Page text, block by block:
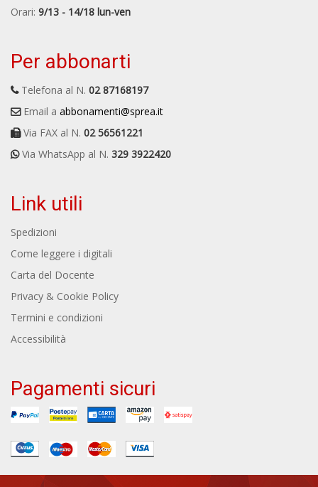
Orari: 9/13 - 14/18 lun-ven
Per abbonarti
Telefona al N. 02 87168197
Email a abbonamenti@sprea.it
Via FAX al N. 02 56561221
Via WhatsApp al N. 329 3922420
Link utili
Spedizioni
Come leggere i digitali
Carta del Docente
Privacy & Cookie Policy
Termini e condizioni
Accessibilità
Pagamenti sicuri